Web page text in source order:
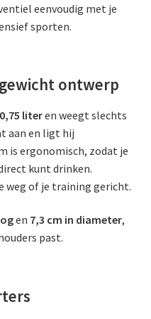
eenvoudig met je
sporten.
ontwerp
0,75 literen weegt slechts
aan en ligt hij
is ergonomisch, zodat je
kunt drinken.
weg of je training gericht.
en 7,3 cm in diameter,
past.